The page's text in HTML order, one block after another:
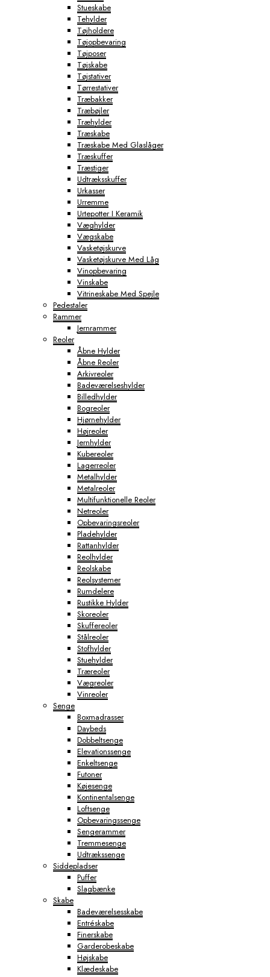
Stueskabe
Tehylder
Tøjholdere
Tøjopbevaring
Tøjposer
Tøjskabe
Tøjstativer
Tørrestativer
Træbakker
Træbøjler
Træhylder
Træskabe
Træskabe Med Glaslåger
Træskuffer
Træstiger
Udtræksskuffer
Urkasser
Urremme
Urtepotter I Keramik
Væghylder
Vægskabe
Vasketøjskurve
Vasketøjskurve Med Låg
Vinopbevaring
Vinskabe
Vitrineskabe Med Spejle
Pedestaler
Rammer
Jernrammer
Reoler
Åbne Hylder
Åbne Reoler
Arkivreoler
Badeværelseshylder
Billedhylder
Bogreoler
Hjørnehylder
Højreoler
Jernhylder
Kubereoler
Lagerreoler
Metalhylder
Metalreoler
Multifunktionelle Reoler
Netreoler
Opbevaringsreoler
Pladehylder
Rattanhylder
Reolhylder
Reolskabe
Reolsystemer
Rumdelere
Rustikke Hylder
Skoreoler
Skuffereoler
Stålreoler
Stofhylder
Stuehylder
Træreoler
Vægreoler
Vinreoler
Senge
Boxmadrasser
Daybeds
Dobbeltsenge
Elevationssenge
Enkeltsenge
Futoner
Køjesenge
Kontinentalsenge
Loftsenge
Opbevaringssenge
Sengerammer
Tremmesenge
Udtrækssenge
Siddepladser
Puffer
Slagbænke
Skabe
Badeværelsesskabe
Entréskabe
Finerskabe
Garderobeskabe
Højskabe
Klædeskabe